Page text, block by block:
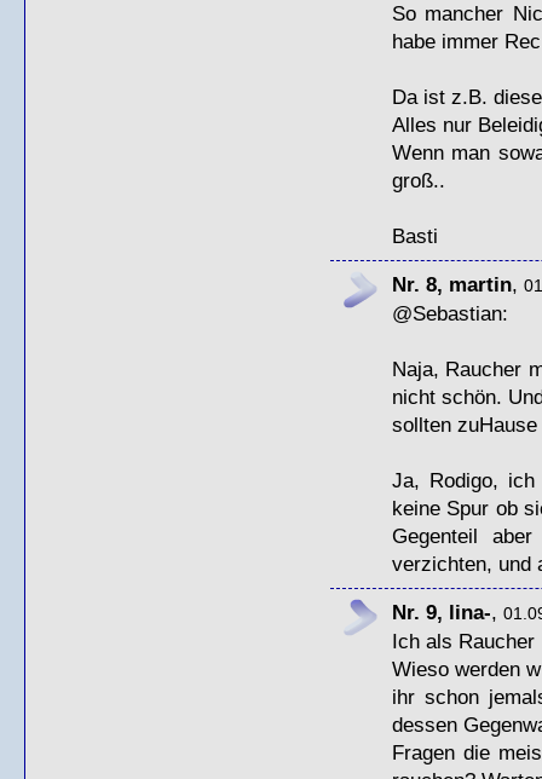
So mancher
habe immer
Da ist z.B.
Alles nur
Wenn man
groß..
Basti
Nr. 8, martin,
@Sebastian:
Naja, Raucher
nicht schön.
sollten
Ja, Rodigo,
keine Spur ob
Gegenteil
verzichten, und
Nr. 9, lina-,
Ich als
Wieso werden
ihr schon
dessen
Fragen die